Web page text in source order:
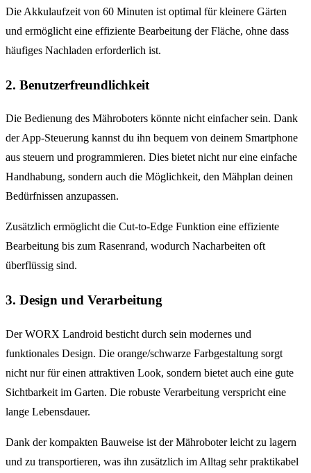
Die Akkulaufzeit von 60 Minuten ist optimal für kleinere Gärten
und ermöglicht eine effiziente Bearbeitung der Fläche, ohne dass
häufiges Nachladen erforderlich ist.
2. Benutzerfreundlichkeit
Die Bedienung des Mähroboters könnte nicht einfacher sein. Dank
der App-Steuerung kannst du ihn bequem von deinem Smartphone
aus steuern und programmieren. Dies bietet nicht nur eine einfache
Handhabung, sondern auch die Möglichkeit, den Mähplan deinen
Bedürfnissen anzupassen.
Zusätzlich ermöglicht die Cut-to-Edge Funktion eine effiziente
Bearbeitung bis zum Rasenrand, wodurch Nacharbeiten oft
überflüssig sind.
3. Design und Verarbeitung
Der WORX Landroid besticht durch sein modernes und
funktionales Design. Die orange/schwarze Farbgestaltung sorgt
nicht nur für einen attraktiven Look, sondern bietet auch eine gute
Sichtbarkeit im Garten. Die robuste Verarbeitung verspricht eine
lange Lebensdauer.
Dank der kompakten Bauweise ist der Mähroboter leicht zu lagern
und zu transportieren, was ihn zusätzlich im Alltag sehr praktikabel